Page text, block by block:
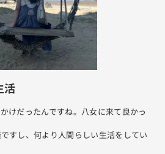
活
けだったんですね。八女に来て良かっ
すし、何より人間らしい生活をしてい